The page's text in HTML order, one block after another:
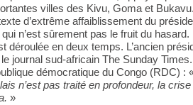
villes des Kivu, Goma et
d’extrême affaiblissement du
n’est sûrement pas le fruit du hasard.
déroulée en deux temps. L’ancien
le journal sud-africain The Sunday
démocratique du Congo (RDC) :
n’est pas traité en profondeur, la
»